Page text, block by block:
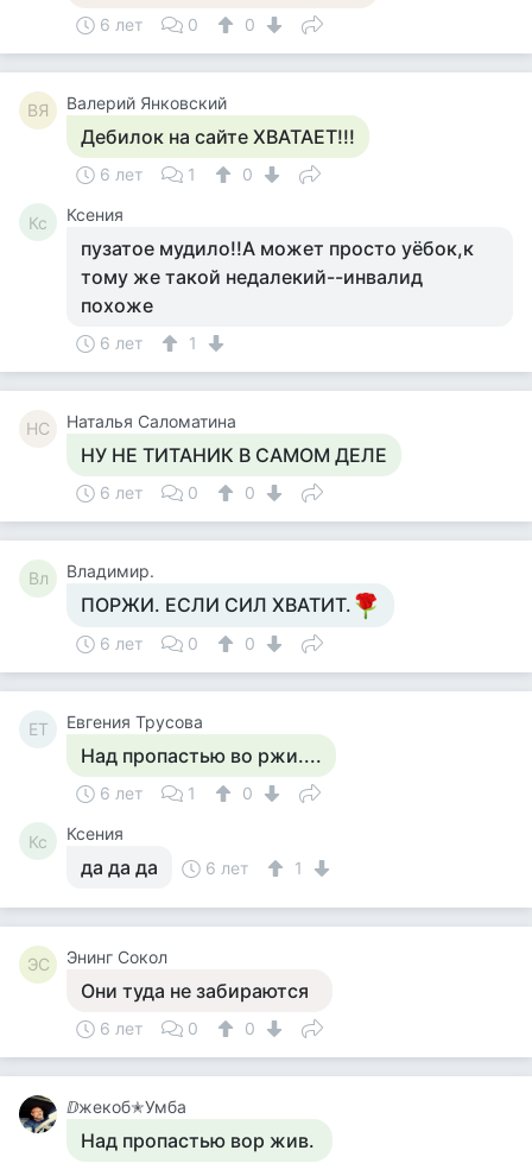
6 лет 0 0
ВЯ Валерий Янковский
Дебилок на сайте ХВАТАЕТ!!!
6 лет 1 0
Кс Ксения
пузатое мудило!!А может просто уёбок,к
тому же такой недалекий--инвалид
похоже
6 лет 1
НС Наталья Саломатина
НУ НЕ ТИТАНИК В САМОМ ДЕЛЕ
6 лет 0 0
Вл Владимир.
ПОРЖИ. ЕСЛИ СИЛ ХВАТИТ.
6 лет 0 0
ЕТ Евгения Трусова
Над пропастью во ржи....
6 лет 1 0
Кс Ксения
да да да 6 лет 1
ЭС Энинг Сокол
Они туда не забираются
6 лет 0 0
ⅅжекоб✭Умба
Над пропастью вор жив.